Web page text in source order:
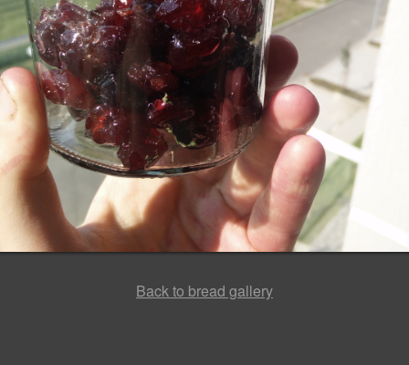
Back to bread gallery